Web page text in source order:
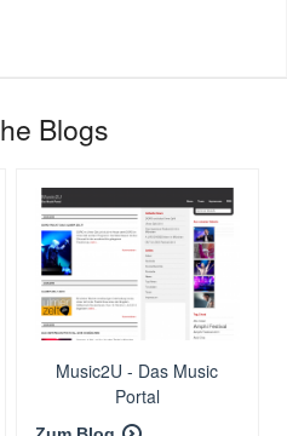
Blogs
Music2U - Das Music
Portal